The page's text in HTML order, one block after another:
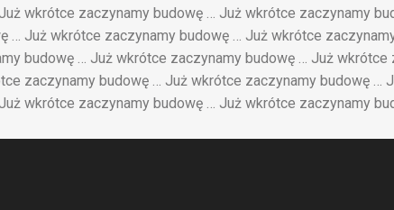
wkrótce zaczynamy budowę … Już wkrótce zaczynamy
Już wkrótce zaczynamy budowę … Już wkrótce
budowę … Już wkrótce zaczynamy budowę … Już
zaczynamy budowę … Już wkrótce zaczynamy budowę …
wkrótce zaczynamy budowę … Już wkrótce zaczynamy